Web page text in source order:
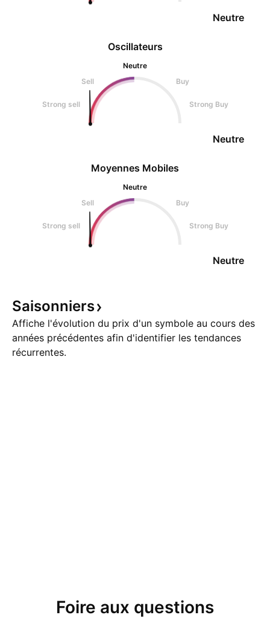
Oscillateurs
Neutre
Sell
Buy
Strong sell Strong Buy
Neutre
Neutre
Moyennes Mobiles
Neutre
Sell
Buy
Strong sell Strong Buy
Neutre
Saisonniers
Affiche l'évolution du prix d'un symbole au cours des
années précédentes afin d'identifier les tendances
récurrentes.
Foire aux questions